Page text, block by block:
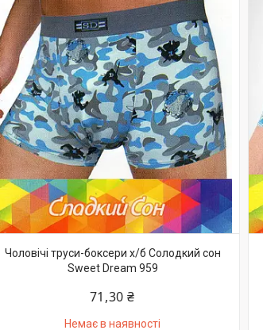
Чоловічі труси-боксери х/б Солодкий сон
Sweet Dream 959
71,30 ₴
Немає в наявності